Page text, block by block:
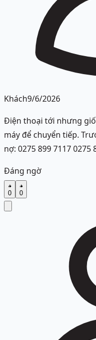
Khách9/6/2026
Điện thoại tới nhưng
máy để chuyển tiếp.
nợ: 0275 899 7117 0275
Đáng ngờ
0 0